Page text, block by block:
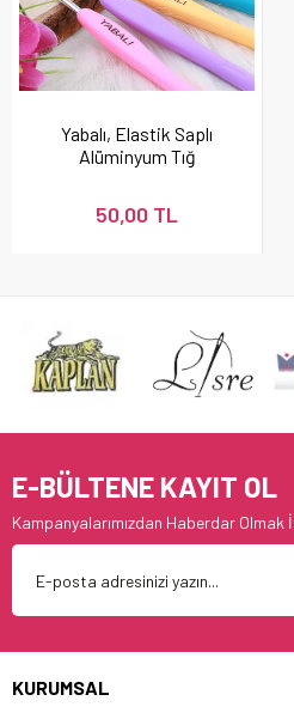
Yabalı, Elastik Saplı
Alüminyum Tığ
50,00 TL
E-BÜLTENE KAYIT OL
Kampanyalarımızdan Haberdar Olmak
KURUMSAL